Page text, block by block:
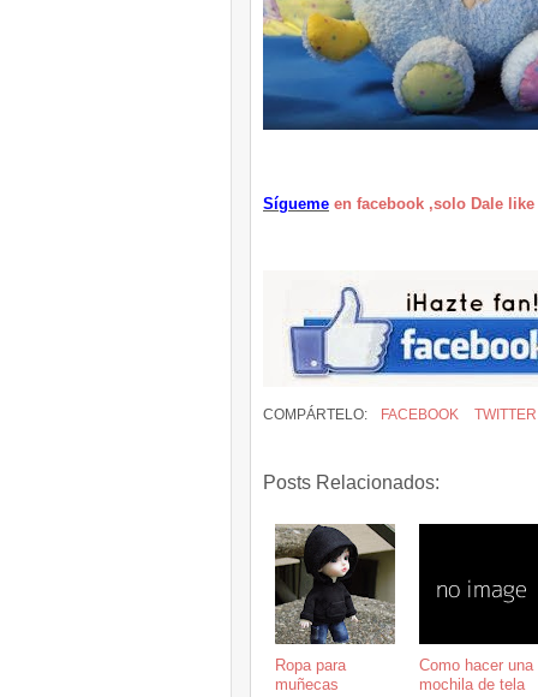
Sígueme en facebook ,solo Dale
COMPÁRTELO: FACEBOOK TWITTER
Posts Relacionados:
Ropa para
muñecas
Como hacer una
mochila de tela